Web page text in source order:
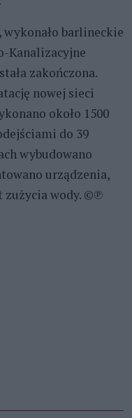
barlineckie
Kanalizacyjne
zakończona.
nowej sieci
około 1500
do 39
wybudowano
urządzenia,
zużycia wody. ©℗